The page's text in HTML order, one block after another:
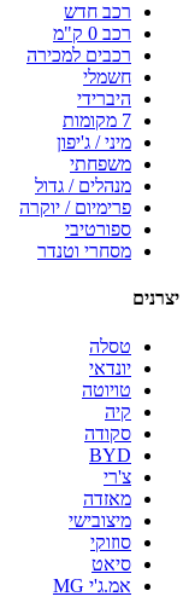
רכב חדש
רכב 0 ק"מ
רכבים למכירה
חשמלי
היברידי
7 מקומות
מיני / ג'יפון
משפחתי
מנהלים / גדול
פרימיום / יוקרה
ספורטיבי
מסחרי וטנדר
יצרנים
טסלה
יונדאי
טויוטה
קיה
סקודה
BYD
צ'רי
מאזדה
מיצובישי
סוזוקי
סיאט
אמ.ג'י MG